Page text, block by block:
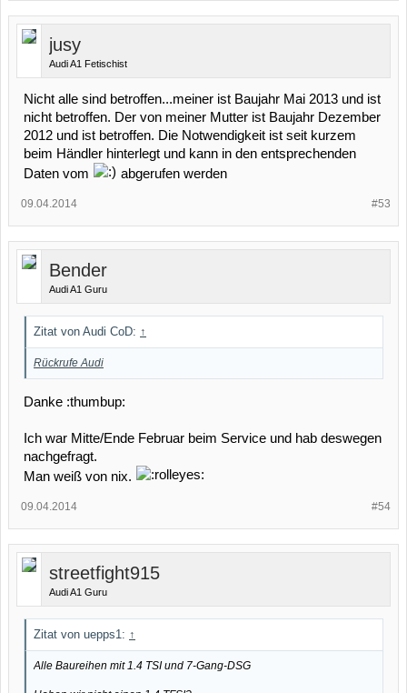
jusy
Audi A1 Fetischist
Nicht alle sind betroffen...meiner ist Baujahr Mai 2013 und ist
nicht betroffen. Der von meiner Mutter ist Baujahr Dezember
2012 und ist betroffen. Die Notwendigkeit ist seit kurzem
beim Händler hinterlegt und kann in den entsprechenden
Daten vom
abgerufen werden
#53
09.04.2014
Bender
Audi A1 Guru
Zitat von Audi CoD: ↑
Rückrufe Audi
Danke :thumbup:
Ich war Mitte/Ende Februar beim Service und hab deswegen
nachgefragt.
Man weiß von nix.
#54
09.04.2014
streetfight915
Audi A1 Guru
Zitat von uepps1: ↑
Alle Baureihen mit 1.4 TSI und 7-Gang-DSG